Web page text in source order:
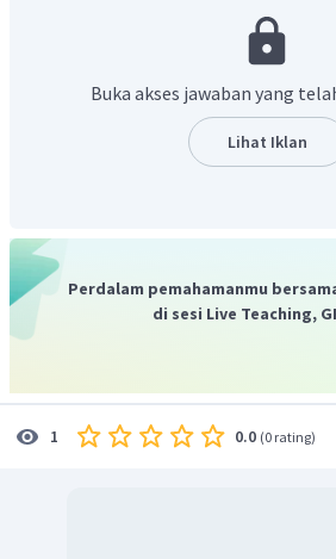
prince
Buka akses jawaban yang
Lihat Iklan
Perdalam pemahamanmu
di sesi Live Teaching,
1 0.0 (0 rating)